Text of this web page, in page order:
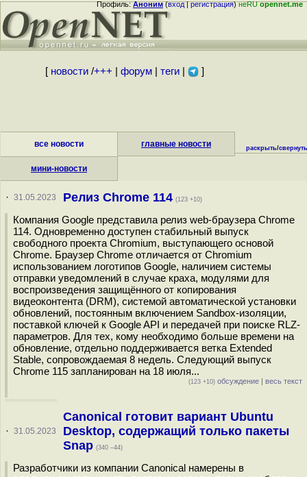
Профиль:Аноним(вход|регистрация)неRUopennet.me
[ новости/+++ форум| теги| ]
все новости главные новости
мини-новости
раскрыть/свернуть
· 31.05.2023 Релиз Chrome 114 (123 +10)
Компания Google представила релиз web-браузера Chrome
114. Одновременно доступен стабильный выпуск
свободного проекта Chromium, выступающего основой
Chrome. Браузер Chrome отличается от Chromium
использованием логотипов Google, наличием системы
отправки уведомлений в случае краха, модулями для
воспроизведения защищённого от копирования
видеоконтента (DRM), системой автоматической установки
обновлений, постоянным включением Sandbox-изоляции,
поставкой ключей к Google API и передачей при поиске RLZ-
параметров. Для тех, кому необходимо больше времени на
обновление, отдельно поддерживается ветка Extended
Stable, сопровождаемая 8 недель. Следующий выпуск
Chrome 115 запланирован на 18 июля...
(123 +10) обсуждение | весь текст
· 31.05.2023
Canonical готовит вариант Ubuntu
Desktop, содержащий только пакеты
Snap (340 –44)
Разработчики из компании Canonical намерены в